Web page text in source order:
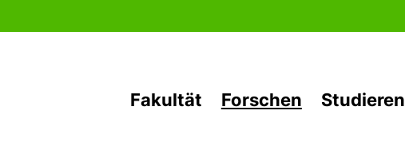
Fakultät Forschen Studieren